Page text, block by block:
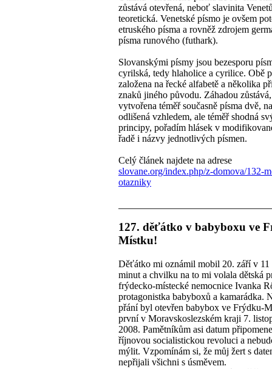
zůstává otevřená, neboť slavinita
teoretická. Venetské písmo je ovšem
etruského písma a rovněž zdrojem
písma runového (futhark).
Slovanskými písmy jsou bezesporu
cyrilská, tedy hlaholice a cyrilice. Obě
založena na řecké alfabetě a několika
znaků jiného původu. Záhadou
vytvořena téměř současně písma dvě,
odlišená vzhledem, ale téměř shodná
principy, pořadím hlásek v
řadě i názvy jednotlivých písmen.
Celý článek najdete na adrese
slovane.org/index.php/z-domova/132-
otazniky
127. děťátko v babyboxu ve
Místku!
Děťátko mi oznámil mobil 20. září v 11
minut a chvilku na to mi volala dětská
frýdecko-místecké nemocnice Ivanka
protagonistka babyboxů a kamarádka.
přání byl otevřen babybox ve Frýdku-
první v Moravskoslezském kraji 7.
2008. Pamětníkům asi datum
říjnovou socialistickou revoluci a
mýlit. Vzpomínám si, že můj žert s
nepřijali všichni s úsměvem.